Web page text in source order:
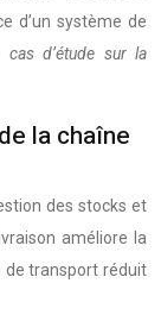
d’un système de
cas d’étude sur la
la chaîne
des stocks et
améliore la
de transport réduit